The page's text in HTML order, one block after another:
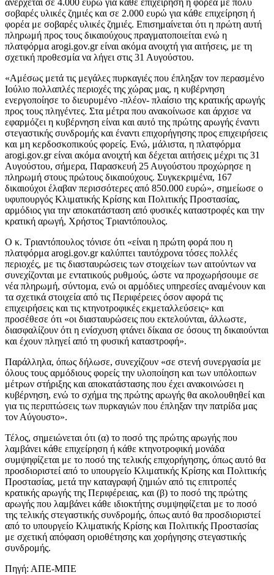
σοβαρές υλικές ζημιές και σε 2.000 ευρώ για κάθε επιχείρηση ή
φορέα με σοβαρές υλικές ζημιές. Επισημαίνεται ότι η πρώτη αυτή
πληρωμή προς τους δικαιούχους πραγματοποιείται ενώ η
πλατφόρμα arogi.gov.gr είναι ακόμα ανοιχτή για αιτήσεις, με τη
σχετική προθεσμία να λήγει στις 31 Αυγούστου.
«Αμέσως μετά τις μεγάλες πυρκαγιές που έπληξαν τον περασμένο
Ιούλιο πολλαπλές περιοχές της χώρας μας, η κυβέρνηση
ενεργοποίησε το διευρυμένο -πλέον- πλαίσιο της κρατικής αρωγής
προς τους πληγέντες. Στα μέτρα που ανακοίνωσε και άρχισε να
εφαρμόζει η κυβέρνηση είναι και αυτό της πρώτης αρωγής έναντι
στεγαστικής συνδρομής και έναντι επιχορήγησης προς επιχειρήσεις
και μη κερδοσκοπικούς φορείς. Ενώ, μάλιστα, η πλατφόρμα
arogi.gov.gr είναι ακόμα ανοιχτή και δέχεται αιτήσεις μέχρι τις 31
Αυγούστου, σήμερα, Παρασκευή 25 Αυγούστου προχώρησε η
πληρωμή στους πρώτους δικαιούχους. Συγκεκριμένα, 167
δικαιούχοι έλαβαν περισσότερες από 850.000 ευρώ», σημείωσε ο
υφυπουργός Κλιματικής Κρίσης και Πολιτικής Προστασίας,
αρμόδιος για την αποκατάσταση από φυσικές καταστροφές και την
κρατική αρωγή, Χρήστος Τριαντόπουλος.
Ο κ. Τριαντόπουλος τόνισε ότι «είναι η πρώτη φορά που η
πλατφόρμα arogi.gov.gr καλύπτει ταυτόχρονα τόσες πολλές
περιοχές, με τις διασταυρώσεις των στοιχείων των αιτούντων να
συνεχίζονται με εντατικούς ρυθμούς, ώστε να προχωρήσουμε σε
νέα πληρωμή, σύντομα, ενώ οι αρμόδιες υπηρεσίες αναμένουν και
τα σχετικά στοιχεία από τις Περιφέρειες όσον αφορά τις
επιχειρήσεις και τις κτηνοτροφικές εκμεταλλεύσεις» και
προσέθεσε ότι «οι διασταυρώσεις που εκτελούνται, άλλωστε,
διασφαλίζουν ότι η ενίσχυση φτάνει δίκαια σε όσους τη δικαιούνται
και έχουν πληγεί από τη φυσική καταστροφή».
Παράλληλα, όπως δήλωσε, συνεχίζουν «σε στενή συνεργασία με
όλους τους αρμόδιους φορείς την υλοποίηση και των υπόλοιπων
μέτρων στήριξης και αποκατάστασης που έχει ανακοινώσει η
κυβέρνηση, ενώ το σχήμα της πρώτης αρωγής θα ακολουθηθεί και
για τις περιπτώσεις των πυρκαγιών που έπληξαν την πατρίδα μας
τον Αύγουστο».
Τέλος, σημειώνεται ότι (α) το ποσό της πρώτης αρωγής που
λαμβάνει κάθε επιχείρηση ή κάθε κτηνοτροφική μονάδα
συμψηφίζεται με το ποσό της τελικής επιχορήγησης, όπως αυτό θα
προσδιοριστεί από το υπουργείο Κλιματικής Κρίσης και Πολιτικής
Προστασίας, μετά την καταγραφή ζημιών από τις επιτροπές
κρατικής αρωγής της Περιφέρειας, και (β) το ποσό της πρώτης
αρωγής που λαμβάνει κάθε ιδιοκτήτης συμψηφίζεται με το ποσό
της τελικής στεγαστικής συνδρομής, όπως αυτό θα προσδιοριστεί
από το υπουργείο Κλιματικής Κρίσης και Πολιτικής Προστασίας
με σχετική απόφαση οριοθέτησης και χορήγησης στεγαστικής
συνδρομής.
Πηγή: ΑΠΕ-ΜΠΕ